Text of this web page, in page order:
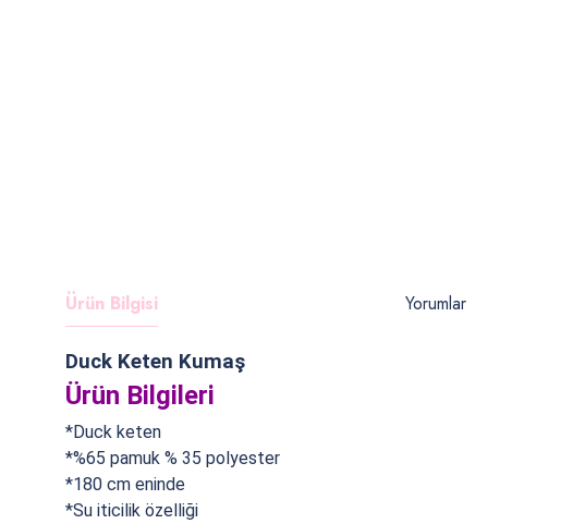
Ürün Bilgisi Yorumlar
Duck Keten Kumaş
Ürün Bilgileri
*Duck keten
*%65 pamuk % 35 polyester
*180 cm eninde
*Su iticilik özelliği